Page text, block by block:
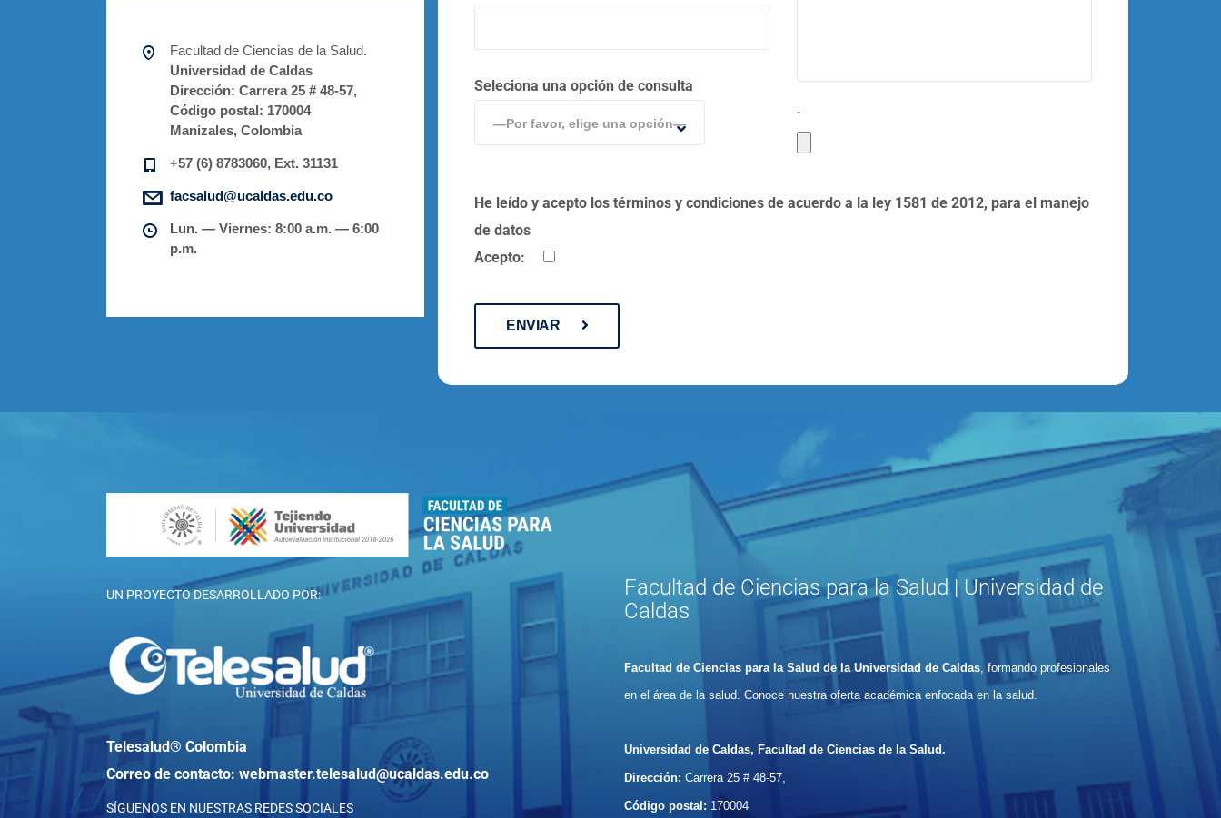
Facultad de Ciencias de la Salud.
Universidad de Caldas
Dirección: Carrera 25 # 48-57,
Código postal: 170004
Manizales, Colombia
+57 (6) 8783060, Ext. 31131
facsalud@ucaldas.edu.co
Lun. — Viernes: 8:00 a.m. — 6:00
p.m.
Seleciona una opción de consulta
—Por favor, elige una opción— `
He leído y acepto los términos y condiciones de acuerdo a la ley 1581 de 2012, para el manejo
de datos
Acepto:
ENVIAR
UN PROYECTO DESARROLLADO POR:
Telesalud® Colombia
Correo de contacto: webmaster.telesalud@ucaldas.edu.co
SÍGUENOS EN NUESTRAS REDES SOCIALES
Facultad de Ciencias para la Salud | Universidad de
Caldas
Facultad de Ciencias para la Salud de la Universidad de Caldas, formando profesionales
en el área de la salud. Conoce nuestra oferta académica enfocada en la salud.
Universidad de Caldas, Facultad de Ciencias de la Salud.
Dirección: Carrera 25 # 48-57,
Código postal: 170004